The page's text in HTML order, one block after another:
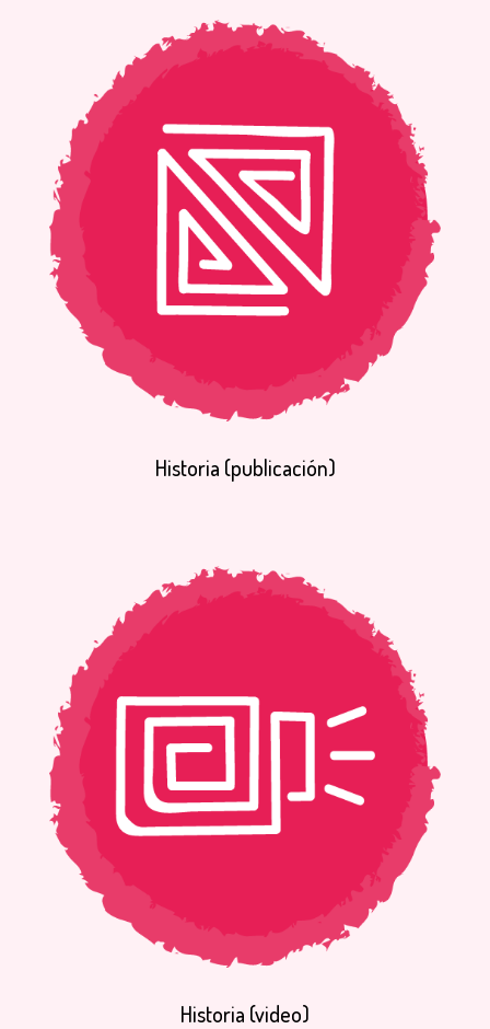
Historia (publicación)
Historia (video)